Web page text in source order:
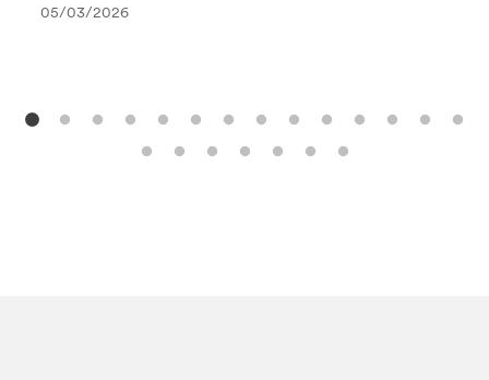
05/03/2026